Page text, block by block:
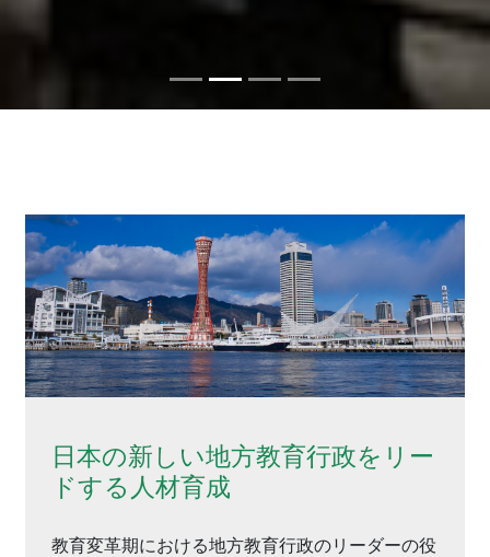
日本の新しい地方教育行政をリー
ドする人材育成
教育変革期における地方教育行政のリーダーの役